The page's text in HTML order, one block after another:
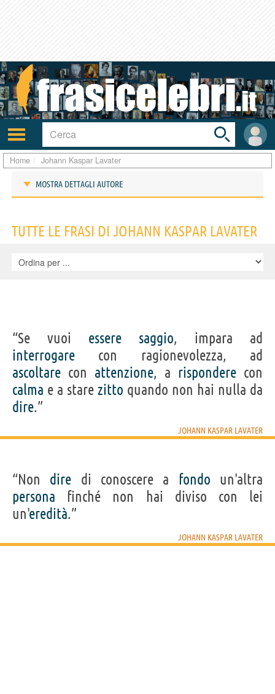
Attiva/disattiva
navigazione
User
area
Toggle
search
bar
Home Johann Kaspar Lavater
MOSTRA DETTAGLI AUTORE
IDENTIKIT E DATI ANAGRAFICI
Nome
Cognome Lavater
Nato 11 novembre 1741 a Zurigo
Morto 2 gennaio 1801 a Zurigo
Sesso maschile
Nazionalità svizzera
Professione
teologo
Frasi, citazioni e aforismi di Johann Kaspar Lavater
7IN ITALIANO
“Diffida dell'uomo a cui piace tutto, di quello che
TUTTE LE FRASI DI JOHANN KASPAR LAVATER
“Se vuoi essere saggio, impara ad
interrogare con ragionevolezza, ad
ascoltare con attenzione, a rispondere con
calma e a stare zitto quando non hai nulla da
dire.”
JOHANN KASPAR LAVATER
“Non dire di conoscere a fondo un'altra
persona finché non hai diviso con lei
un'eredità.”
JOHANN KASPAR LAVATER